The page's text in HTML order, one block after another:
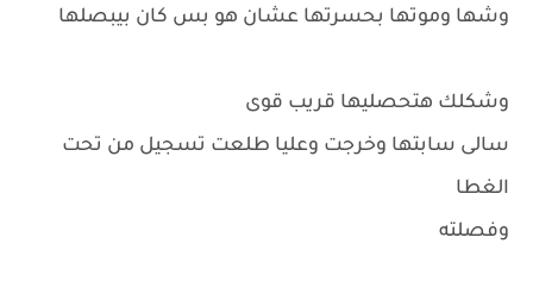
وشها وموتها بحسرتها عشان هو بس كان بيبصلها
وشكلك هتحصليها قريب قوى
سالى سابتها وخرجت وعليا طلعت تسجيل من تحت
الغطا
وفصلته